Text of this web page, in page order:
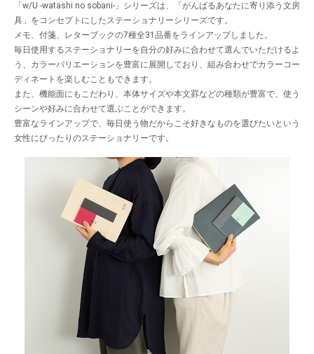
「w/U -watashi no sobani-」シリーズは、「がんばるあなたに寄り添う文房
具」をコンセプトにしたステーショナリーシリーズです。
メモ、付箋、レターブックの7種全31品番をラインアップしました。
毎日使用するステーショナリーを自分の好みに合わせて選んでいただけるよ
う、カラーバリエーションを豊富に展開しており、組み合わせでカラーコー
ディネートを楽しむこともできます。
また、機能面にもこだわり、本体サイズや本文罫などの種類が豊富で、使う
シーンや好みに合わせて選ぶことができます。
豊富なラインアップで、毎日使う物だからこそ好きなものを選びたいという
女性にぴったりのステーショナリーです。